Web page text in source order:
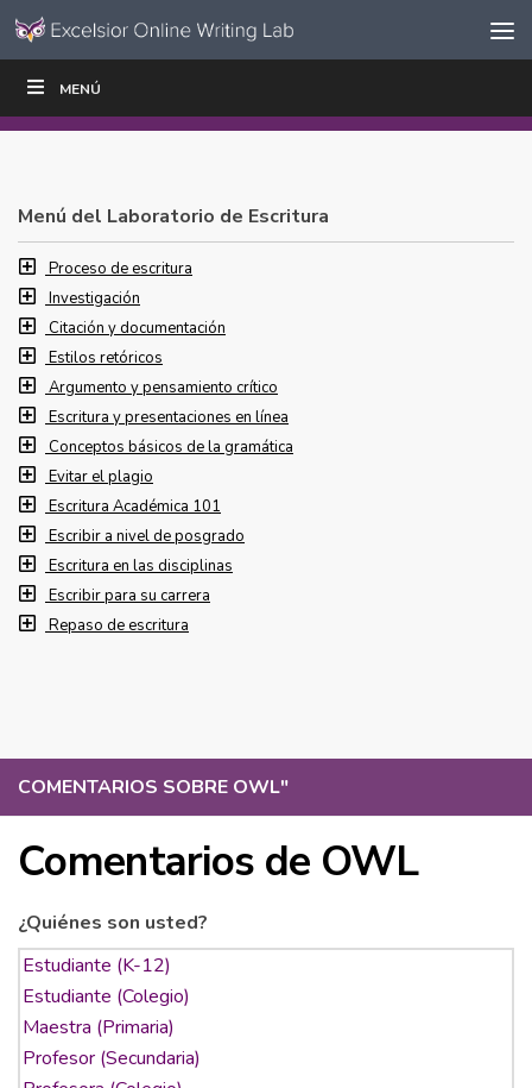
Ir al contenido
navegación
MENÚ
COMENTARIOS SOBRE OWL"
Comentarios de OWL
¿Quiénes son usted?
ESCRIBIR
Menú del Laboratorio de Escritura
Proceso de escritura
Investigación
Citación y documentación
Estilos retóricos
Argumento y pensamiento crítico
Escritura y presentaciones en línea
Conceptos básicos de la gramática
Evitar el plagio
Escritura Académica 101
Escribir a nivel de posgrado
Escritura en las disciplinas
Escribir para su carrera
Repaso de escritura